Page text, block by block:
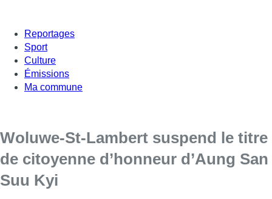
Reportages
Sport
Culture
Émissions
Ma commune
Woluwe-St-Lambert suspend le titre
de citoyenne d’honneur d’Aung San
Suu Kyi